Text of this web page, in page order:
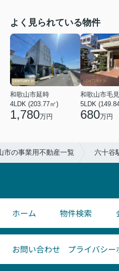
よく見られている物件
和歌山市延時
4LDK (203.77㎡)
1,780万円
和歌山市毛見
5LDK
680万円
市の事業用不動産一覧 六十谷
ホーム 物件検索
お問い合わせ プライバシー